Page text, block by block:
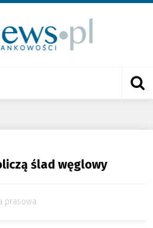
ślad węglowy
prasowa